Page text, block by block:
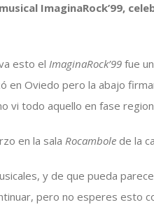
ImaginaRock’99,
esto elImaginaRock’99 fue
en Oviedo pero la abajo
vi todo aquello en fase
en la salaRocambole de la
y de que pueda
pero no esperes esto